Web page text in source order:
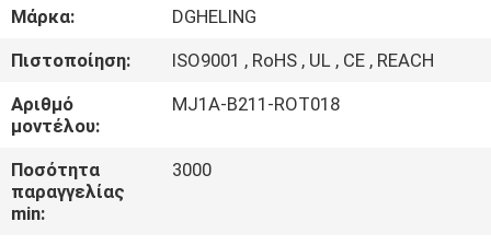
ΓΎΡΟΣ
ΕΡΓΟΣΤΑΣΊΩΝ
ΠΟΙΟΤΙΚΌΣ
ΈΛΕΓΧΟΣ
Μάρκα:
DGHELING
Πιστοποίηση:
ISO9001 , RoHS , UL , CE , REACH
Αριθμό
μοντέλου:
MJ1A-B211-ROT018
Ποσότητα
παραγγελίας
min:
3000